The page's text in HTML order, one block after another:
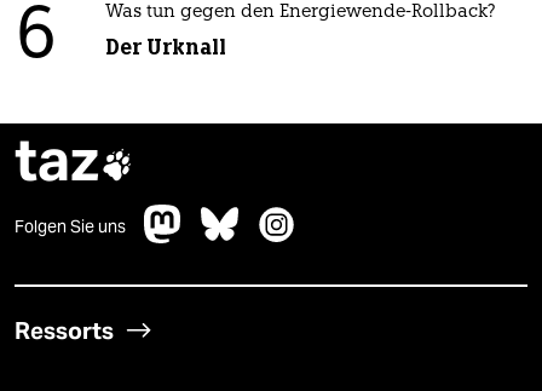
6 Was tun gegen den Energiewende-Rollback?
Der Urknall
taz
Folgen Sie uns
Ressorts